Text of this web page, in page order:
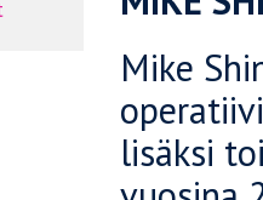
Mike
lisäksi